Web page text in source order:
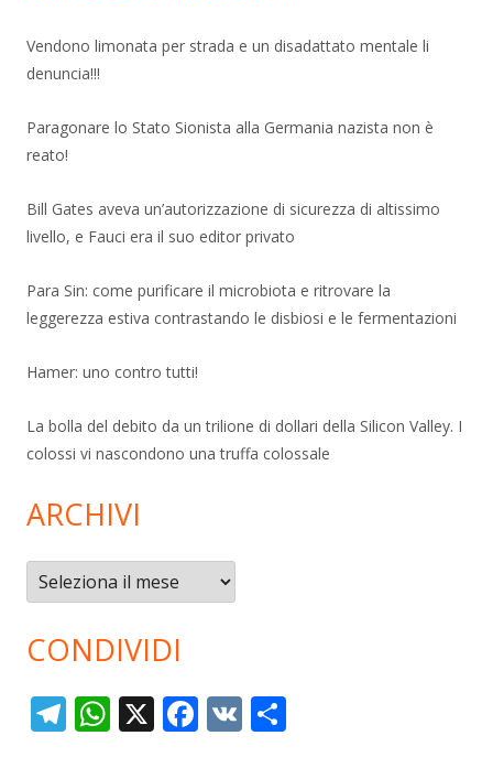
Vendono limonata per strada e un disadattato mentale li
denuncia!!!
Paragonare lo Stato Sionista alla Germania nazista non è
reato!
Bill Gates aveva un’autorizzazione di sicurezza di altissimo
livello, e Fauci era il suo editor privato
Para Sin: come purificare il microbiota e ritrovare la
leggerezza estiva contrastando le disbiosi e le fermentazioni
Hamer: uno contro tutti!
La bolla del debito da un trilione di dollari della Silicon Valley. I
colossi vi nascondono una truffa colossale
ARCHIVI
Archivi
CONDIVIDI
T W X F V